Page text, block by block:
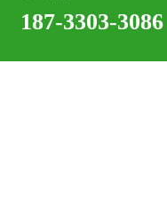
187-3303-3086